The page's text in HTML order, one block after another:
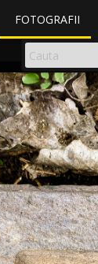
FOTOGRAFII